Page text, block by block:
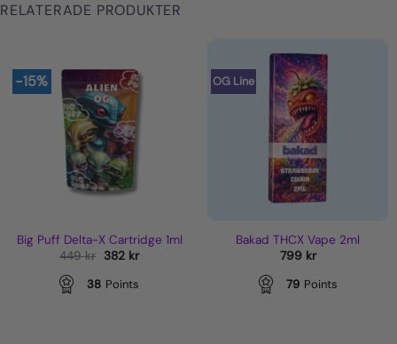
RELATERADE PRODUKTER
-15%
Big Puff Delta-X Cartridge 1ml
449kr Det
priset
var:
382 krDet
är:
38 Points
OG Line
Bakad THCX Vape 2ml
799 kr
79 Points